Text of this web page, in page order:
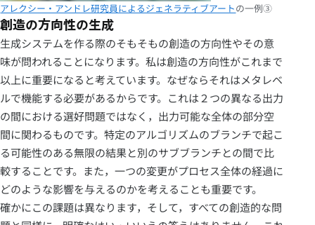
アレクシー・アンドレ研究員によるジェネラティブアートの一例③
創造の方向性の生成
生成システムを作る際のそもそもの創造の方向性やその意
味が問われることになります。私は創造の方向性がこれまで
以上に重要になると考えています。なぜならそれはメタレベ
ルで機能する必要があるからです。これは２つの異なる出力
の間における選好問題ではなく，出力可能な全体の部分空
間に関わるものです。特定のアルゴリズムのブランチで起こ
る可能性のある無限の結果と別のサブブランチとの間で比
較することです。また，一つの変更がプロセス全体の経過に
どのような影響を与えるのかを考えることも重要です。
確かにこの課題は異なります，そして，すべての創造的な問